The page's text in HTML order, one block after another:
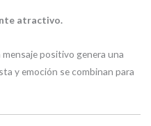
atractivo.
positivo genera una
y emoción se combinan para